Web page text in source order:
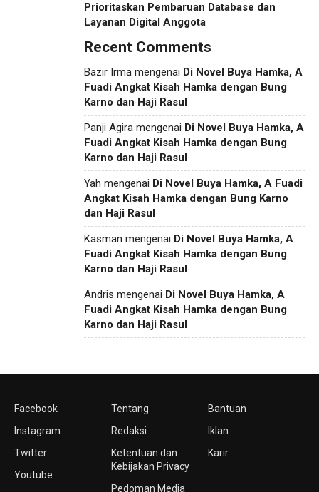
Prioritaskan Pembaruan Database dan
Layanan Digital Anggota
Recent Comments
Bazir Irma mengenai Di Novel Buya Hamka, A
Fuadi Angkat Kisah Hamka dengan Bung
Karno dan Haji Rasul
Panji Agira mengenai Di Novel Buya Hamka, A
Fuadi Angkat Kisah Hamka dengan Bung
Karno dan Haji Rasul
Yah mengenai Di Novel Buya Hamka, A Fuadi
Angkat Kisah Hamka dengan Bung Karno
dan Haji Rasul
Kasman mengenai Di Novel Buya Hamka, A
Fuadi Angkat Kisah Hamka dengan Bung
Karno dan Haji Rasul
Andris mengenai Di Novel Buya Hamka, A
Fuadi Angkat Kisah Hamka dengan Bung
Karno dan Haji Rasul
Facebook
Instagram
Twitter
Youtube
Tentang
Redaksi
Ketentuan dan
Kebijakan Privacy
Pedoman Media
Bantuan
Iklan
Karir